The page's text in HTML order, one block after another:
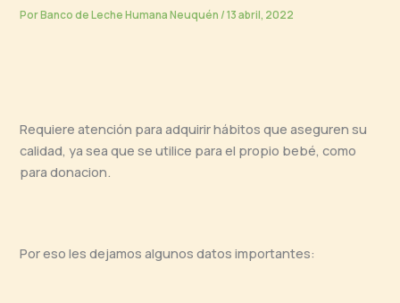
PorBanco de Leche Humana Neuquén /13 abril, 2022
Requiere atención para adquirir hábitos que aseguren su
calidad, ya sea que se utilice para el propio bebé, como
para donacion.
Por eso les dejamos algunos datos importantes: